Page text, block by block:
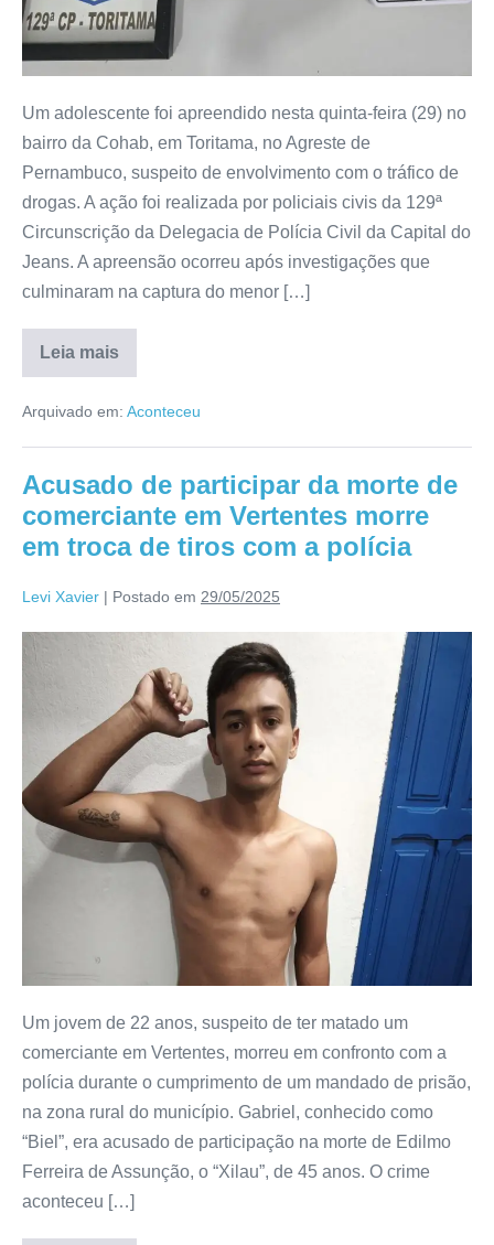
Um adolescente foi apreendido nesta quinta-feira (29) no
bairro da Cohab, em Toritama, no Agreste de
Pernambuco, suspeito de envolvimento com o tráfico de
drogas. A ação foi realizada por policiais civis da 129ª
Circunscrição da Delegacia de Polícia Civil da Capital do
Jeans. A apreensão ocorreu após investigações que
culminaram na captura do menor […]
Leia mais
Arquivado em: Aconteceu
Acusado de participar da morte de
comerciante em Vertentes morre
em troca de tiros com a polícia
Levi Xavier | Postado em 29/05/2025
Um jovem de 22 anos, suspeito de ter matado um
comerciante em Vertentes, morreu em confronto com a
polícia durante o cumprimento de um mandado de prisão,
na zona rural do município. Gabriel, conhecido como
“Biel”, era acusado de participação na morte de Edilmo
Ferreira de Assunção, o “Xilau”, de 45 anos. O crime
aconteceu […]